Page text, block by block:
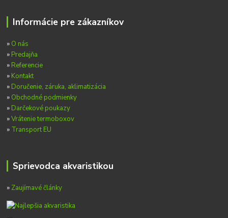
Informácie pre zákazníkov
» O nás
» Predajňa
» Referencie
» Kontakt
» Doručenie, záruka, aklimatizácia
» Obchodné podmienky
» Darčekové poukazy
»Vrátenie termoboxov
» Transport EU
Sprievodca akvaristikou
» Zaujímavé články